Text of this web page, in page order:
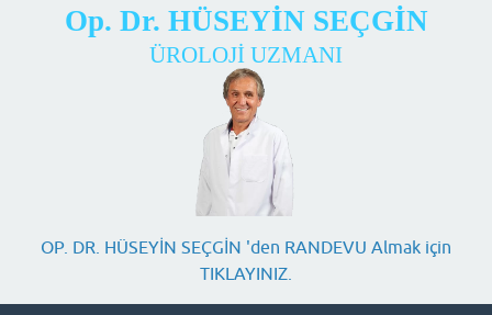
Op. Dr. HÜSEYİN SEÇGİN
ÜROLOJİ UZMANI
OP. DR. HÜSEYİN SEÇGİN 'den RANDEVU Almak için
TIKLAYINIZ.